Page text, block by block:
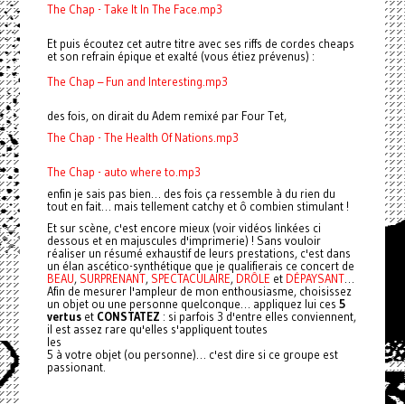
The Chap - Take It In The Face.mp3
Et puis écoutez cet autre titre avec ses riffs de cordes cheaps
et son refrain épique et exalté (vous étiez prévenus) :
The Chap – Fun and Interesting.mp3
des fois, on dirait du Adem remixé par Four Tet,
The Chap - The Health Of Nations.mp3
The Chap - auto where to.mp3
enfin je sais pas bien… des fois ça ressemble à du rien du
tout en fait… mais tellement catchy et ô combien stimulant !
Et sur scène, c'est encore mieux (voir vidéos linkées ci
dessous et en majuscules d'imprimerie) ! Sans vouloir
réaliser un résumé exhaustif de leurs prestations, c'est dans
un élan ascético-synthétique que je qualifierais ce concert de
BEAU, SURPRENANT, SPECTACULAIRE, DRÔLE et DÉPAYSANT…
Afin de mesurer l'ampleur de mon enthousiasme, choisissez
un objet ou une personne quelconque… appliquez lui ces 5
vertuset CONSTATEZ : si parfois 3 d'entre elles conviennent,
il est assez rare qu'elles s'appliquent toutes
les
5 à votre objet (ou personne)… c'est dire si ce groupe est
passionant.